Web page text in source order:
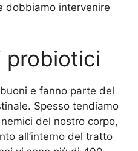
dobbiamo intervenire
probiotici
e fanno parte del
Spesso tendiamo
del nostro corpo,
all’interno del tratto